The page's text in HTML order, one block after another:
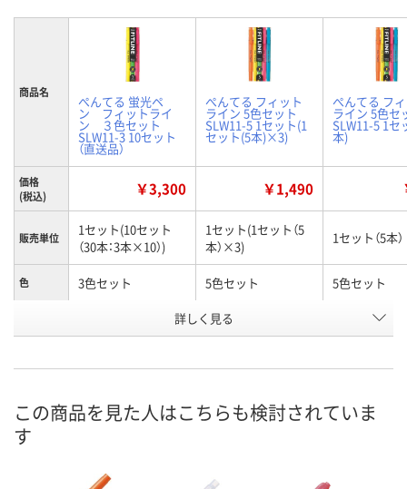
商品名
ぺんてる 蛍光ペ
ン フィットライ
ン ３色セット
SLW11-3 10セット
（直送品）
ぺんてる フィット
ライン 5色セット
SLW11-5 1セット(1
セット(5本)×3)
ぺんてる フ
ライン 5色セ
SLW11-5 1セ
本)
価格
(税込)
￥3,300 ￥1,490
販売単位
1セット(10セット
（30本：3本×10）)
1セット(1セット（5
本）×3)
1セット（5本）
色 3色セット 5色セット 5色セット
UA22520 P827267
お届け日 8月26日（水）まで 8月11日（火） 8月11日（火）
数量 数量
詳しく見る
この商品を見た人はこちらも検討されていま
す